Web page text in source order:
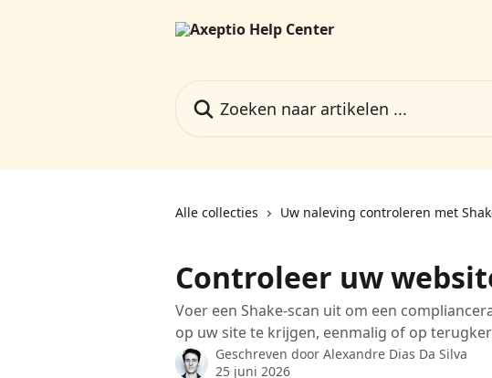
Alle collecties Uw naleving controleren met
Controleer uw
Voer een Shake-scan uit om een
op uw site te krijgen, eenmalig of op
Geschreven door Alexandre Dias Da Silva
25 juni 2026